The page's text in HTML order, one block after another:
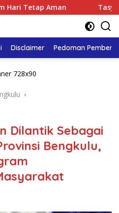
Tasyakuran Hari
Disclaimer Pedoman
Dilantik Sebagai
Bengkulu,